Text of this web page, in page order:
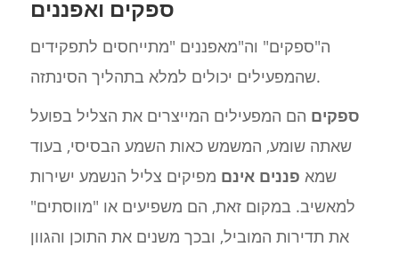
ספקים ואפננים
ה"ספקים" וה"מאפננים "מתייחסים לתפקידים
שהמפעילים יכולים למלא בתהליך הסינתזה.
ספקים הם המפעילים המייצרים את הצליל בפועל
שאתה שומע, המשמש כאות השמע הבסיסי, בעוד
שמא פננים אינם מפיקים צליל הנשמע ישירות
למאשיב. במקום זאת, הם משפיעים או "מווסתים"
את תדירות המוביל, ובכך משנים את התוכן והגוון